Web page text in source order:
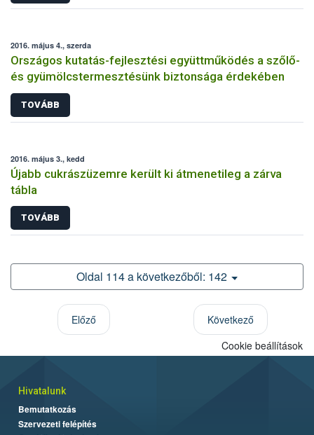
2016. május 4., szerda
Országos kutatás-fejlesztési együttműködés a szőlő-
és gyümölcstermesztésünk biztonsága érdekében
TOVÁBB
2016. május 3., kedd
Újabb cukrászüzemre került ki átmenetileg a zárva
tábla
TOVÁBB
Oldal 114 a következőből: 142
Előző
Következő
Cookie beállítások
Hivatalunk
Bemutatkozás
Szervezeti felépítés